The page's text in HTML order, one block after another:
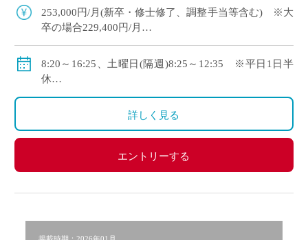
550万円(ご経験等による) ・神 […]
253,000円/月(新卒・修士修了、調整手当等含む) ※大
卒の場合229,400円/月
◇手当：各種有
◇賞与：有
8:20～16:25、土曜日(隔週)8:25～12:35 ※平日1日半
休
・休日：平日1日半休、土曜日(隔週)、日・祝日、その
・イベント等で休日出勤した場合は代休取得で対応
詳しく見る
エントリーする